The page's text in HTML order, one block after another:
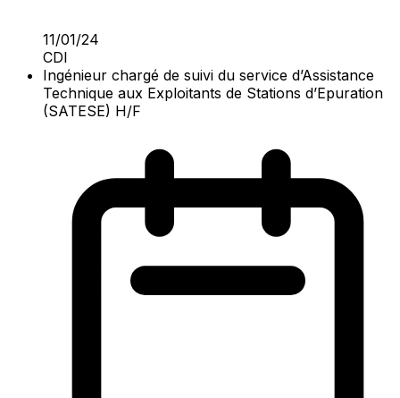
11/01/24
CDI
Ingénieur chargé de suivi du service d’Assistance
Technique aux Exploitants de Stations d’Epuration
(SATESE) H/F